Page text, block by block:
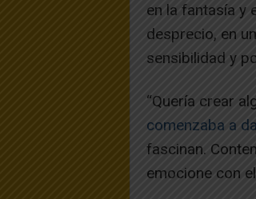
en la fantasía y
desprecio, en
sensibilidad y
“Quería crear
comenzaba a
fascinan.
emocione con